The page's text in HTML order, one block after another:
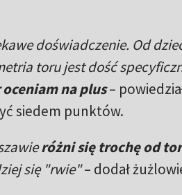
doświadczenie. Od
toru jest dość
na plus–
siedem punktów.
różni się trochę od
się "rwie"– dodał